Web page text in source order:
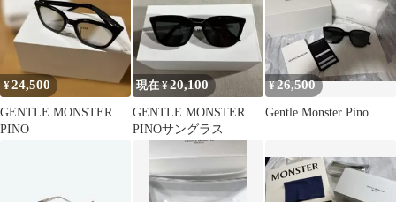
¥24,500
GENTLE MONSTER
PINO
現在 ¥20,100
GENTLE MONSTER
PINOサングラス
¥26,500
Gentle Monster Pino